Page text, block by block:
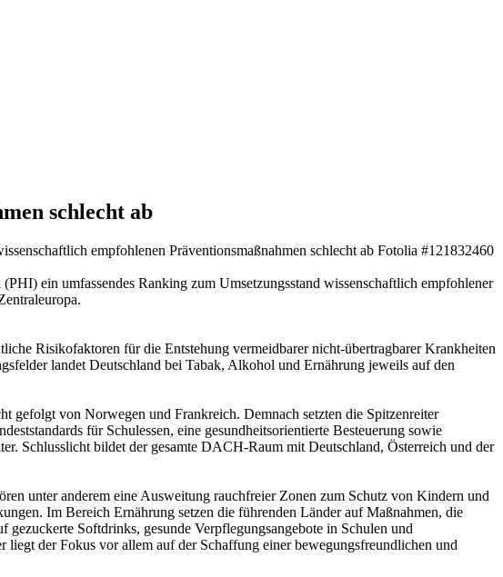
schlecht ab
empfohlenen Präventionsmaßnahmen schlecht ab Fotolia #121832460
ein umfassendes Ranking zum Umsetzungsstand wissenschaftlich empfohlener
Risikofaktoren für die Entstehung vermeidbarer nicht-übertragbarer Krankheiten
landet Deutschland bei Tabak, Alkohol und Ernährung jeweils auf den
gefolgt von Norwegen und Frankreich. Demnach setzten die Spitzenreiter
für Schulessen, eine gesundheitsorientierte Besteuerung sowie
Schlusslicht bildet der gesamte DACH-Raum mit Deutschland, Österreich und der
unter anderem eine Ausweitung rauchfreier Zonen zum Schutz von Kindern und
Im Bereich Ernährung setzen die führenden Länder auf Maßnahmen, die
Softdrinks, gesunde Verpflegungsangebote in Schulen und
der Fokus vor allem auf der Schaffung einer bewegungsfreundlichen und